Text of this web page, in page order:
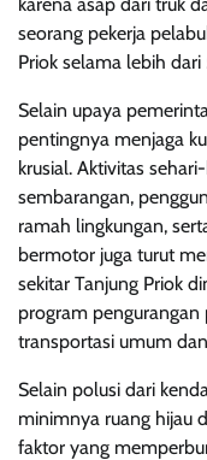
seorang pekerja
Priok selama lebih dari
Selain upaya
pentingnya menjaga
krusial. Aktivitas
sembarangan,
ramah lingkungan,
bermotor juga turut
sekitar Tanjung Priok
program pengurangan
transportasi umum
Selain polusi dari
minimnya ruang hijau
faktor yang